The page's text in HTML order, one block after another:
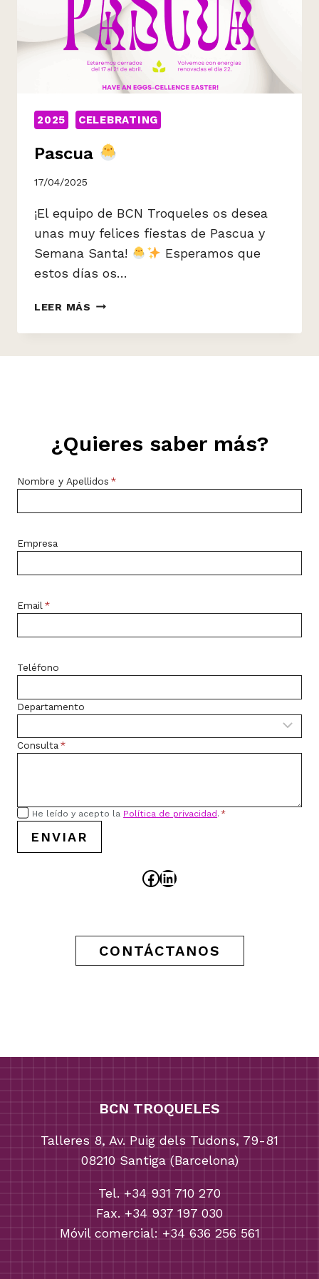
2025 CELEBRATING
Pascua
17/04/2025
¡El equipo de BCN Troqueles os desea
unas muy felices fiestas de Pascua y
Semana Santa!
Esperamos que
estos días os…
LEER MÁS PASCUA
¿Quieres saber más?
Nombre y Apellidos *
Empresa
Email *
Teléfono
Departamento
Consulta*
He leído y acepto la Política de privacidad. *
ENVIAR
Facebook
LinkedIn
CONTÁCTANOS
BCN TROQUELES
Talleres 8, Av. Puig dels Tudons, 79-81
08210 Santiga (Barcelona)
Tel. +34 931 710 270
Fax. +34 937 197 030
Móvil comercial: +34 636 256 561